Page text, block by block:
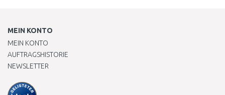
MEIN KONTO
MEIN KONTO
AUFTRAGSHISTORIE
NEWSLETTER